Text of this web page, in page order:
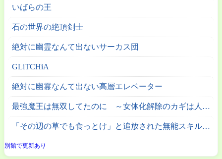
いばらの王
石の世界の絶頂剣士
絶対に幽霊なんて出ないサーカス団
GLiTCHiA
絶対に幽霊なんて出ない高層エレベーター
最強魔王は無双してたのに ～女体化解除のカギは人助けの旅でした～
「その辺の草でも食っとけ」と追放された無能スキル【植物食い】持ち転生者、エルフの里で幻の植物を食べて無双する
別館で更新あり